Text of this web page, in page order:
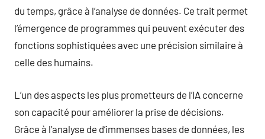
du temps, grâce à l’analyse de données. Ce trait permet
l’émergence de programmes qui peuvent exécuter des
fonctions sophistiquées avec une précision similaire à
celle des humains.
L’un des aspects les plus prometteurs de l’IA concerne
son capacité pour améliorer la prise de décisions.
Grâce à l’analyse de d’immenses bases de données, les